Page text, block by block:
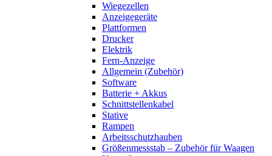
Wiegezellen
Anzeigegeräte
Plattformen
Drucker
Elektrik
Fern-Anzeige
Allgemein (Zubehör)
Software
Batterie + Akkus
Schnittstellenkabel
Stative
Rampen
Arbeitsschutzhauben
Größenmessstab – Zubehör für Waagen